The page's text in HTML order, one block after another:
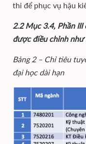
thi để phục vụ hậu
2.2 Mục 3.4, Phần
được điều chỉnh như
Bảng 2 – Chỉ tiêu
đại học dài hạn